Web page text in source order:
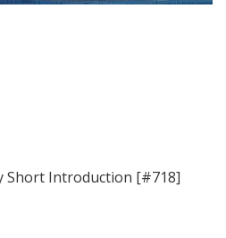
Short Introduction [#718]